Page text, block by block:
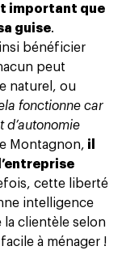
important que
guise.
bénéficier
peut
naturel, ou
fonctionne car
d’autonomie
Montagnon, il
cette liberté
intelligence
la clientèle selon
à ménager !